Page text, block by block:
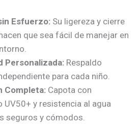
Esfuerzo: Su ligereza y cierre
que sea fácil de manejar en
Personalizada: Respaldo
para cada niño.
Completa: Capota con
UV50+ y resistencia al agua
seguros y cómodos.